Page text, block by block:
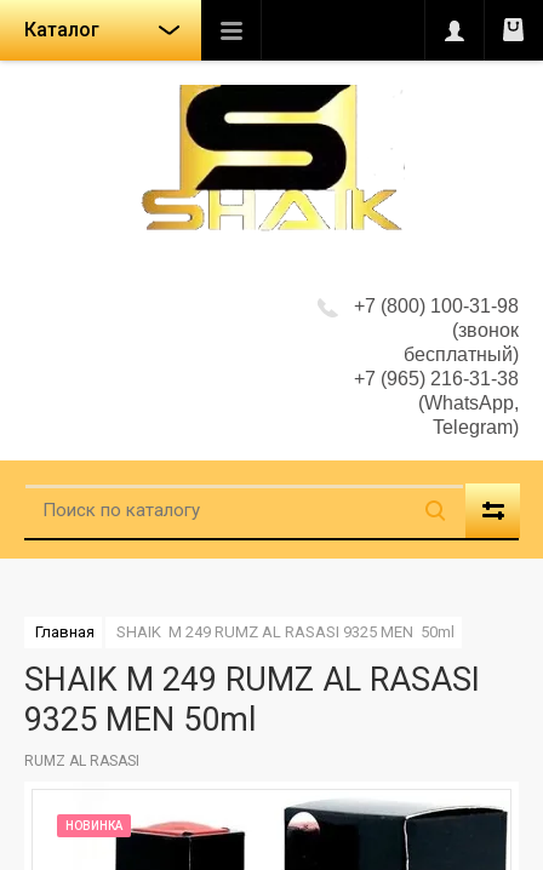
Каталог
+7 (800) 100-31-98
(звонок
бесплатный)
+7 (965) 216-31-38
(WhatsApp,
Telegram)
Главная SHAIK  M 249 RUMZ AL RASASI 9325 MEN  50ml
SHAIK M 249 RUMZ AL RASASI
9325 MEN 50ml
RUMZ AL RASASI
НОВИНКА